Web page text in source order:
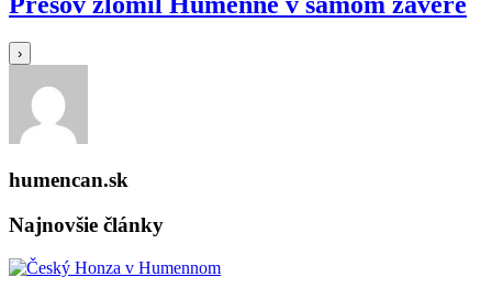
›
humencan.sk
Najnovšie články